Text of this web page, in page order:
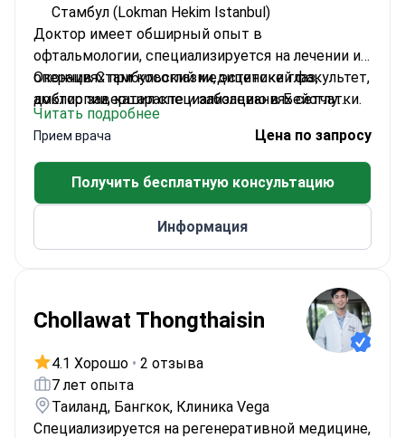
Стамбул (Lokman Hekim Istanbul)
Доктор имеет обширный опыт в
офтальмологии, специализируется на лечении и
операциях при косоглазии, эстетике глаз,
амблиопии, катаракте и заболеваниях сетчатки.
Кроме того, доктор владеет навыками в
области детского здоровья глаз и проводит
комплексные общие обследования зрения.<\/p>
Окончив Стамбульский медицинский факультет,
доктор завершил специализацию в Бейоглу
Глазной Учебно-Исследовательской Больнице.
Доктор является членом Турецкой
Медицинской Ассоциации, Турецкой
Офтальмологической Ассоциации и
Европейского Общества Катарактальных и
Рефракционных Хирургов.<\/p>
Читать подробнее
Прием врача Цена по запросу
Получить бесплатную консультацию
Информация
Chollawat Thongthaisin
4.1 Хорошо • 2 отзыва
7 лет опыта
Таиланд, Бангкок, Клиника Vega
Специализируется на регенеративной медицине,